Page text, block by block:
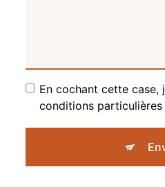
En cochant cette case,
conditions